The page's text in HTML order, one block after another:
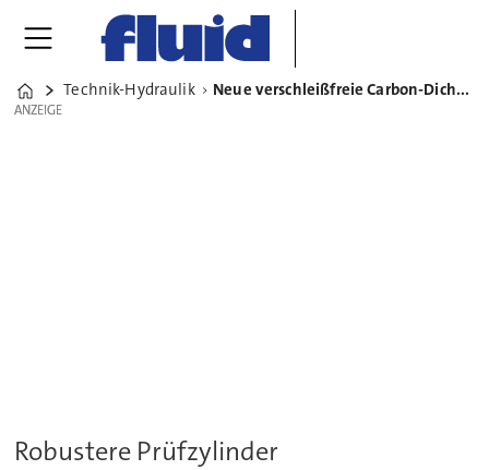
Home
Technik-Hydraulik Neue verschleißfreie Carbon-Dichtung für Hydraulikzylinder
ANZEIGE
ANZEIGE
Robustere Prüfzylinder